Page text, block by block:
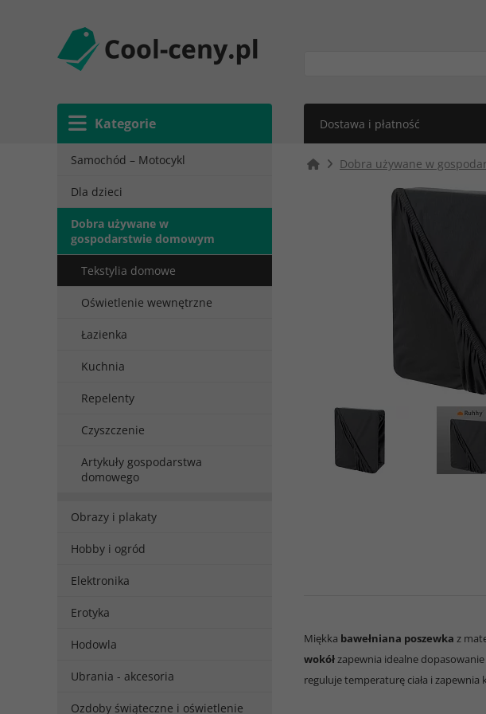
Kategorie Dostawa i płatność
Samochód – Motocykl
Dla dzieci
Dobra używane w
gospodarstwie domowym
Tekstylia domowe
Oświetlenie wewnętrzne
Łazienka
Kuchnia
Repelenty
Czyszczenie
Artykuły gospodarstwa
domowego
Obrazy i plakaty
Hobby i ogród
Elektronika
Erotyka
Hodowla
Ubrania - akcesoria
Ozdoby świąteczne i oświetlenie
Dobra używane w
Miękka bawełniana poszewka z
wokółzapewnia idealne
reguluje temperaturę ciała i zapewnia